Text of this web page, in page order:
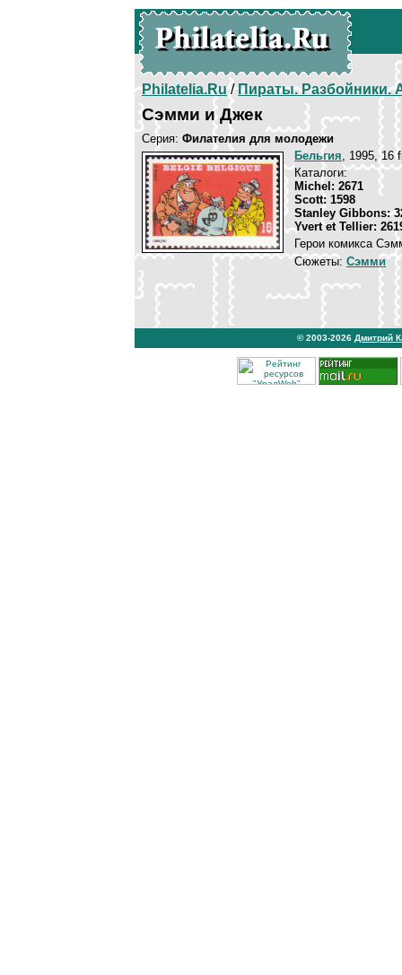
Philatelia.Ru/Пираты. Разбойники.
Сэмми и Джек
Серия: Филателия для молодежи
Бельгия, 1995, 16
Каталоги:
Michel: 2671
Scott: 1598
Stanley Gibbons:
Yvert et Tellier:
Герои комикса
Сюжеты: Сэмми
© 2003-2026 Дмитрий